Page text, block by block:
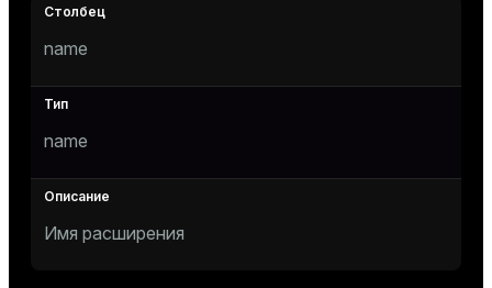
name
name
Имя расширения